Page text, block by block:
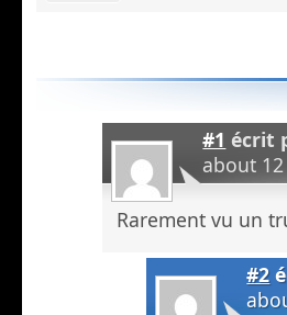
#1 écrit
about
Rarement vu un
#2